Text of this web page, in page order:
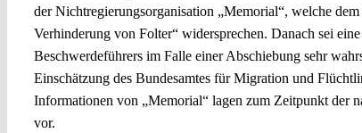
der Nichtregierungsorganisation „Memorial“, welche
Verhinderung von Folter“ widersprechen. Danach sei
Beschwerdeführers im Falle einer Abschiebung sehr
Einschätzung des Bundesamtes für Migration und
Informationen von „Memorial“ lagen zum Zeitpunkt der
vor.